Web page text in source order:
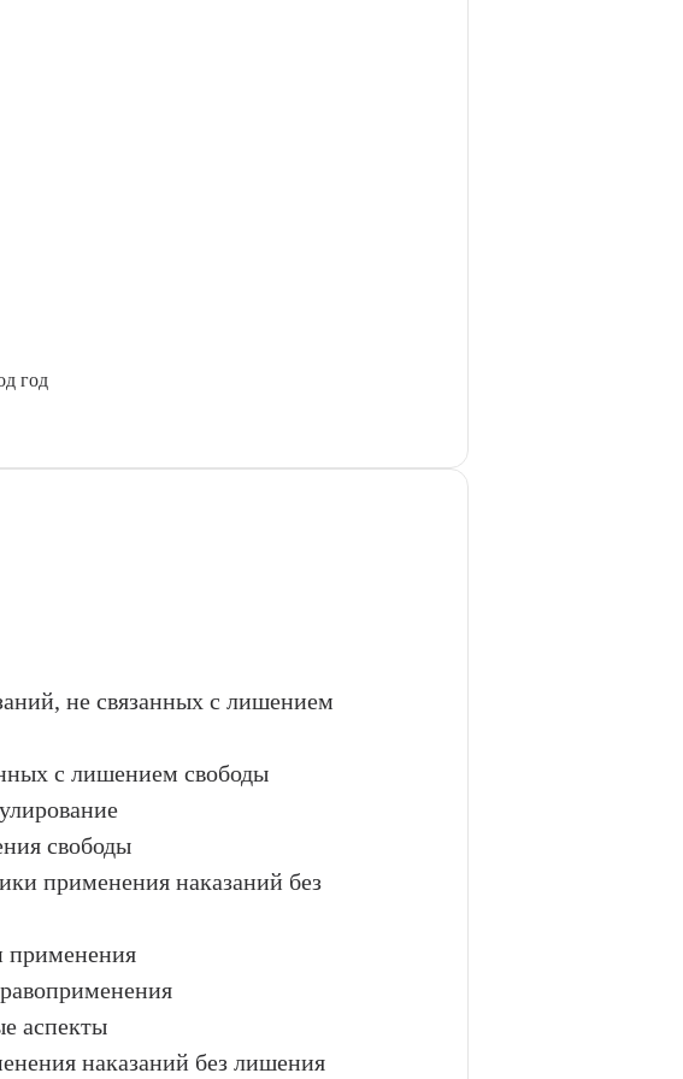
год
не связанных с лишением
с лишением свободы
свободы
применения наказаний без
применения
аспекты
наказаний без лишения